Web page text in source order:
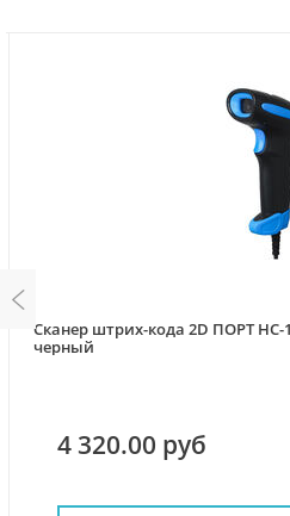
Сканер штрих-кода 2D ПОРТ HC-10, USB, без подставки,
черный
4 320.00 руб